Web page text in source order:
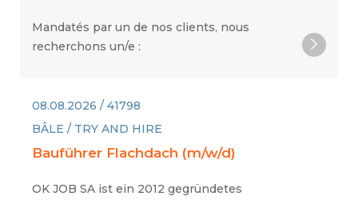
Mandatés par un de nos clients, nous
recherchons un/e :
08.08.2026 / 41798
BÂLE / TRY AND HIRE
Bauführer Flachdach (m/w/d)
OK JOB SA ist ein 2012 gegründetes